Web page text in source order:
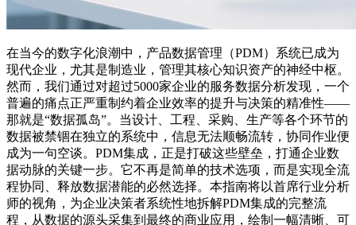
在当今的数字化浪潮中，产品数据管理（PDM）系统已成为
现代企业，尤其是制造业，管理其核心知识资产的神经中枢。
然而，我们通过对超过5000家企业的服务数据分析发现，一个
普遍的痛点正严重制约着企业效率的提升与决策的精准性——
那就是“数据孤岛”。当设计、工程、采购、生产等各个环节的
数据被禁锢在独立的系统中，信息无法顺畅流转，协同作业便
成为一句空谈。PDM集成，正是打破这些壁垒，打通企业数
据动脉的关键一步。它不再是简单的技术选项，而是实现全流
程协同、释放数据潜能的必然选择。本指南将以首席行业分析
师的视角，为企业决策者系统性地拆解PDM集成的完整流
程，从数据的源头采集到最终的商业应用，绘制一幅清晰、可